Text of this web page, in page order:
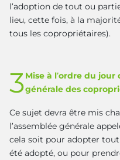
l’adoption de tout ou
lieu, cette fois, à la
tous les copropriétaires).
3Mise à l’ordre du jour
générale des
Ce sujet devra être mis
l’assemblée générale
cela soit pour adopter tout
été adopté, ou pour